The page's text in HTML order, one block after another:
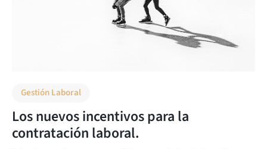
Gestión Laboral
Los nuevos incentivos para la
contratación laboral.